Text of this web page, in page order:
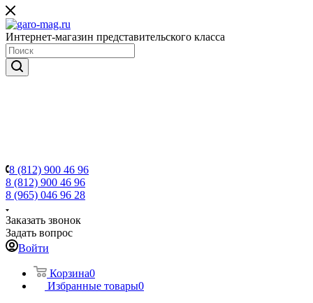
Интернет-магазин представительского класса
8 (812) 900 46 96
8 (812) 900 46 96
8 (965) 046 96 28
Заказать звонок
Задать вопрос
Войти
Корзина0
Избранные товары0